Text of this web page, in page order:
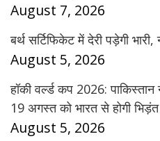
August 7, 2026
बर्थ सर्टिफिकेट में देरी पड़ेगी
August 5, 2026
हॉकी वर्ल्ड कप 2026:
19 अगस्त को भारत से होगी भिड़ंत
August 5, 2026